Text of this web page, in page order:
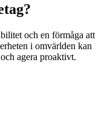
och en förmåga att
i omvärlden kan
agera proaktivt.